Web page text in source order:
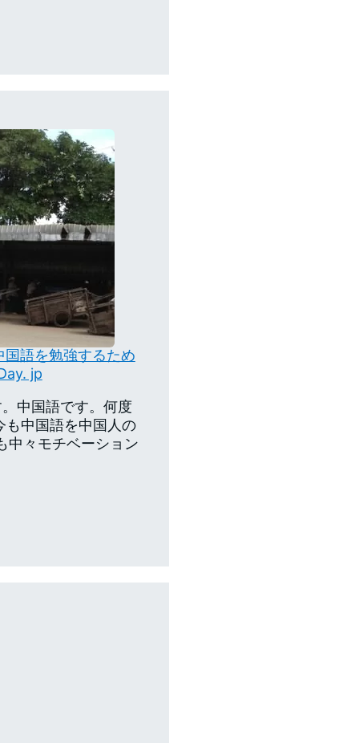
国語を勉強するため
jp
中国語です。何度
も中国語を中国人の
中々モチベーション